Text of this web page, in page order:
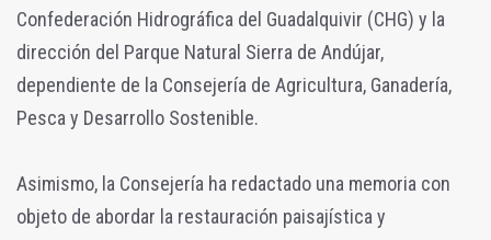
Confederación Hidrográfica del Guadalquivir (CHG) y la
dirección del Parque Natural Sierra de Andújar,
dependiente de la Consejería de Agricultura, Ganadería,
Pesca y Desarrollo Sostenible.
Asimismo, la Consejería ha redactado una memoria con
objeto de abordar la restauración paisajística y